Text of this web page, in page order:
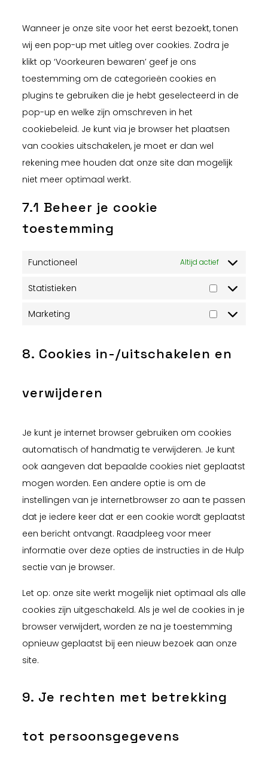
Wanneer je onze site voor het eerst bezoekt, tonen
wij een pop-up met uitleg over cookies. Zodra je
klikt op ‘Voorkeuren bewaren’ geef je ons
toestemming om de categorieën cookies en
plugins te gebruiken die je hebt geselecteerd in de
pop-up en welke zijn omschreven in het
cookiebeleid. Je kunt via je browser het plaatsen
van cookies uitschakelen, je moet er dan wel
rekening mee houden dat onze site dan mogelijk
niet meer optimaal werkt.
7.1 Beheer je cookie
toestemming
Functioneel Altijd actief
Statistieken
Marketing
Marketing
8. Cookies in-/uitschakelen en
verwijderen
Je kunt je internet browser gebruiken om cookies
automatisch of handmatig te verwijderen. Je kunt
ook aangeven dat bepaalde cookies niet geplaatst
mogen worden. Een andere optie is om de
instellingen van je internetbrowser zo aan te passen
dat je iedere keer dat er een cookie wordt geplaatst
een bericht ontvangt. Raadpleeg voor meer
informatie over deze opties de instructies in de Hulp
sectie van je browser.
Let op: onze site werkt mogelijk niet optimaal als alle
cookies zijn uitgeschakeld. Als je wel de cookies in je
browser verwijdert, worden ze na je toestemming
opnieuw geplaatst bij een nieuw bezoek aan onze
site.
9. Je rechten met betrekking
tot persoonsgegevens